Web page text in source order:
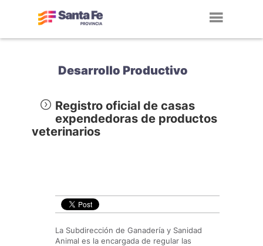
Desarrollo Productivo
Registro oficial de casas
expendedoras de productos
veterinarios
La Subdirección de Ganadería y Sanidad
Animal es la encargada de regular las